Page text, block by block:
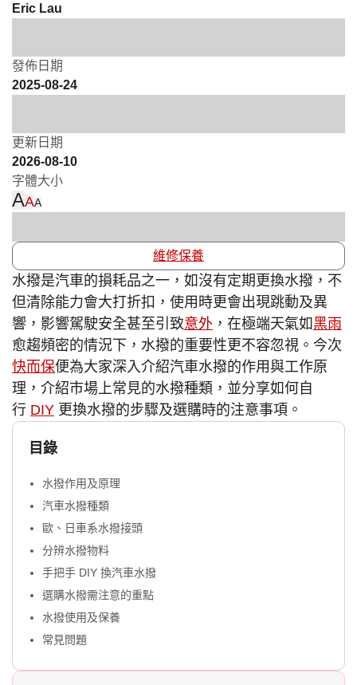
Eric Lau
發佈日期
2025-08-24
更新日期
2026-08-10
字體大小
AAA
維修保養
水撥是汽車的損耗品之一，如沒有定期更換水撥，不
但清除能力會大打折扣，使用時更會出現跳動及異
響，影響駕駛安全甚至引致意外 ，在極端天氣如 黑雨
愈趨頻密的情況下，水撥的重要性更不容忽視。今次
快而保便為大家深入介紹汽車水撥的作用與工作原
理，介紹市場上常見的水撥種類，並分享如何自
行 DIY 更換水撥的步驟及選購時的注意事項。
目錄
水撥作用及原理
汽車水撥種類
歐、日車系水撥接頭
分辨水撥物料
手把手 DIY 換汽車水撥
選購水撥需注意的重點
水撥使用及保養
常見問題